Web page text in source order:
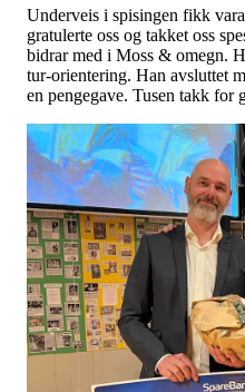
Underveis i spisingen fikk
gratulerte oss og takket oss
bidrar med i Moss & omegn.
tur-orientering. Han avsluttet
en pengegave. Tusen takk for